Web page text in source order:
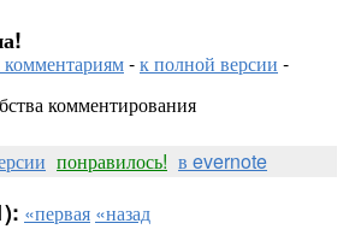
комментариям-к полной версии -
комментирования
понравилось! в evernote
«первая «назад